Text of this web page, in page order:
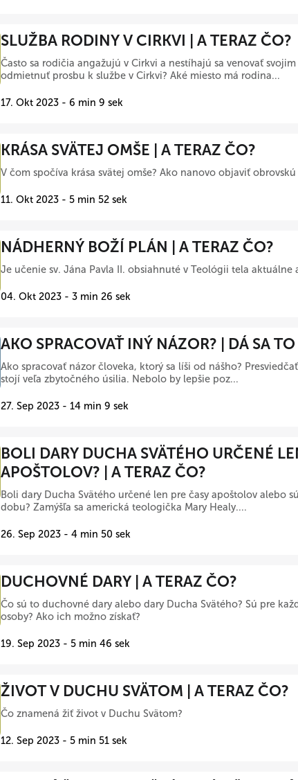
SLUŽBA RODINY V CIRKVI | A TERAZ ČO?
Často sa rodičia angažujú v Cirkvi a nestíhajú sa venovať
odmietnuť prosbu k službe v Cirkvi? Aké miesto má rodina...
17. Okt 2023 - 6 min 9 sek
KRÁSA SVÄTEJ OMŠE | A TERAZ ČO?
V čom spočíva krása svätej omše? Ako nanovo objaviť
11. Okt 2023 - 5 min 52 sek
NÁDHERNÝ BOŽÍ PLÁN | A TERAZ ČO?
Je učenie sv. Jána Pavla II. obsiahnuté v Teológii tela aktuálne
04. Okt 2023 - 3 min 26 sek
AKO SPRACOVAŤ INÝ NÁZOR? | DÁ SA
Ako spracovať názor človeka, ktorý sa líši od nášho?
stojí veľa zbytočného úsilia. Nebolo by lepšie poz...
27. Sep 2023 - 14 min 9 sek
BOLI DARY DUCHA SVÄTÉHO URČENÉ
APOŠTOLOV? | A TERAZ ČO?
Boli dary Ducha Svätého určené len pre časy apoštolov alebo
dobu? Zamýšľa sa americká teologička Mary Healy....
26. Sep 2023 - 4 min 50 sek
DUCHOVNÉ DARY | A TERAZ ČO?
Čo sú to duchovné dary alebo dary Ducha Svätého? Sú pre
osoby? Ako ich možno získať?
19. Sep 2023 - 5 min 46 sek
ŽIVOT V DUCHU SVÄTOM | A TERAZ ČO?
Čo znamená žiť život v Duchu Svätom?
12. Sep 2023 - 5 min 51 sek